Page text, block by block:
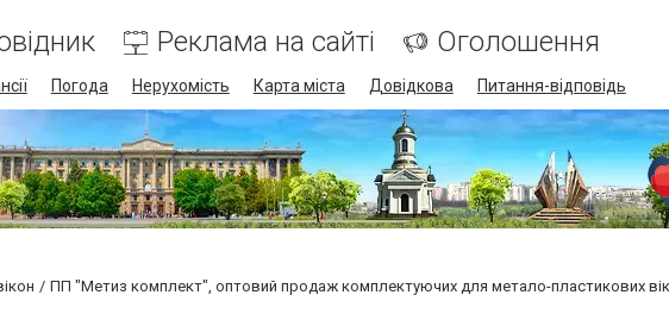
Реклама на сайті Оголошення
Погода Нерухомість Карта міста Довідкова Питання-відповідь
ПП "Метиз комплект", оптовий продаж комплектуючих для метало-пластикових